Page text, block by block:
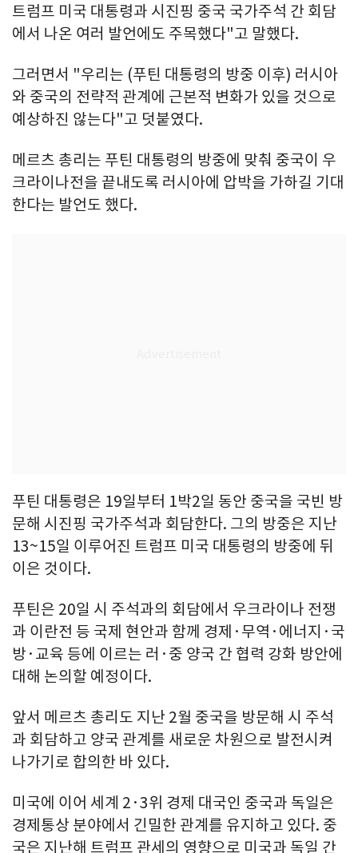
트럼프 미국 대통령과 시진핑 중국 국가주석 간 회담
에서 나온 여러 발언에도 주목했다"고 말했다.
그러면서 "우리는 (푸틴 대통령의 방중 이후) 러시아
와 중국의 전략적 관계에 근본적 변화가 있을 것으로
예상하진 않는다"고 덧붙였다.
메르츠 총리는 푸틴 대통령의 방중에 맞춰 중국이 우
크라이나전을 끝내도록 러시아에 압박을 가하길 기대
한다는 발언도 했다.
푸틴 대통령은 19일부터 1박2일 동안 중국을 국빈 방
문해 시진핑 국가주석과 회담한다. 그의 방중은 지난
13~15일 이루어진 트럼프 미국 대통령의 방중에 뒤
이은 것이다.
푸틴은 20일 시 주석과의 회담에서 우크라이나 전쟁
과 이란전 등 국제 현안과 함께 경제·무역·에너지·국
방·교육 등에 이르는 러·중 양국 간 협력 강화 방안에
대해 논의할 예정이다.
앞서 메르츠 총리도 지난 2월 중국을 방문해 시 주석
과 회담하고 양국 관계를 새로운 차원으로 발전시켜
나가기로 합의한 바 있다.
미국에 이어 세계 2·3위 경제 대국인 중국과 독일은
경제통상 분야에서 긴밀한 관계를 유지하고 있다. 중
국은 지난해 트럼프 관세의 영향으로 미국과 독일 간